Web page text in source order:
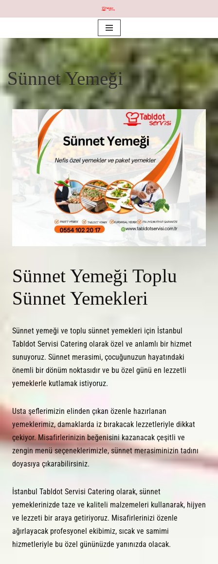
geç
Sünnet Yemeği
Sünnet Yemeği Toplu
Sünnet Yemekleri
Sünnet yemeği ve toplu sünnet yemekleri için İstanbul
Tabldot Servisi Catering olarak özel ve anlamlı bir hizmet
sunuyoruz. Sünnet merasimi, çocuğunuzun hayatındaki
önemli bir dönüm noktasıdır ve bu özel günü en lezzetli
yemeklerle kutlamak istiyoruz.
Usta şeflerimizin elinden çıkan özenle hazırlanan
yemeklerimiz, damaklarda iz bırakacak lezzetleriyle dikkat
çekiyor. Misafirlerinizin beğenisini kazanacak çeşitli ve
zengin menü seçeneklerimizle, sünnet merasiminizin tadını
doyasıya çıkarabilirsiniz.
İstanbul Tabldot Servisi Catering olarak, sünnet
yemeklerinizde taze ve kaliteli malzemeleri kullanarak, hijyen
ve lezzeti bir araya getiriyoruz. Misafirlerinizi özenle
ağırlayacak profesyonel ekibimiz, sıcak ve samimi
hizmetleriyle bu özel gününüzde yanınızda olacak.